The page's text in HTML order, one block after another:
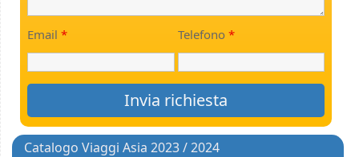
Email * Telefono *
Catalogo Viaggi Asia 2023 / 2024